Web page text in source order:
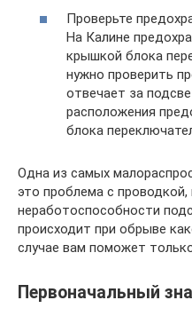
Проверьте
На Калине
крышкой блока
нужно проверить
отвечает за
расположения
блока
Одна из самых
это проблема с проводкой,
неработоспособности
происходит при обрыве
случае вам поможет
Первоначальный